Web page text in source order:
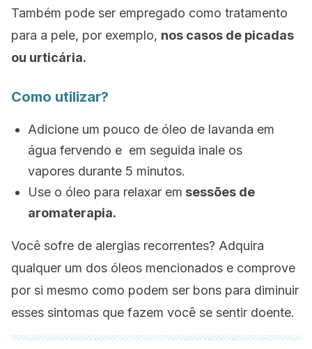
Também pode ser empregado como tratamento
para a pele, por exemplo, nos casos de picadas
ou urticária.
Como utilizar?
Adicione um pouco de óleo de lavanda em
água fervendo e em seguida inale os
vapores durante 5 minutos.
Use o óleo para relaxar em sessões de
aromaterapia.
Você sofre de alergias recorrentes? Adquira
qualquer um dos óleos mencionados e comprove
por si mesmo como podem ser bons para diminuir
esses sintomas que fazem você se sentir doente.